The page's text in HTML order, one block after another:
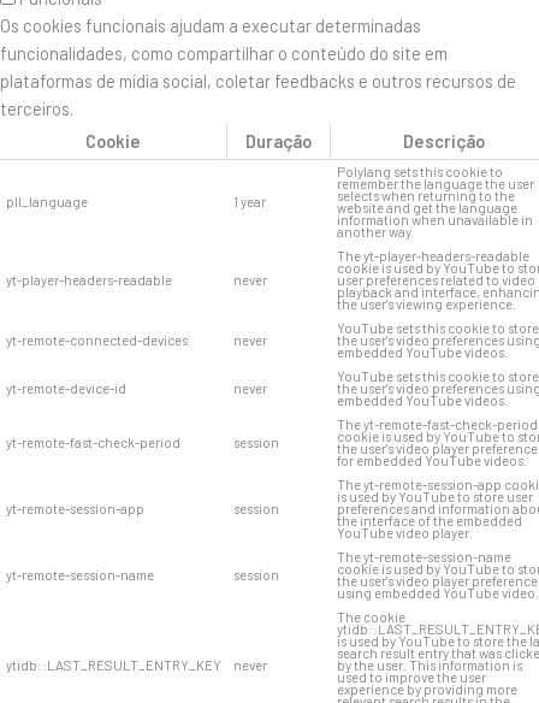
Os cookies funcionais ajudam a executar determinadas
funcionalidades, como compartilhar o conteúdo do site em
plataformas de mídia social, coletar feedbacks e outros recursos de
terceiros.
Cookie
Duração Descrição
pll_language 1 year
Polylang sets this cookie to
remember the language the user
selects when returning to the
website and get the language
information when unavailable in
another way.
yt-player-headers-readable never
The yt-player-headers-readable
cookie is used by YouTube to
user preferences related to video
playback and interface,
the user's viewing experience.
yt-remote-connected-devices never
YouTube sets this cookie to store
the user's video preferences
embedded YouTube videos.
yt-remote-device-id never
YouTube sets this cookie to store
the user's video preferences
embedded YouTube videos.
yt-remote-fast-check-period session
The yt-remote-fast-check-period
cookie is used by YouTube to
the user's video player
for embedded YouTube videos.
yt-remote-session-app session
The yt-remote-session-app
is used by YouTube to store user
preferences and information
the interface of the embedded
YouTube video player.
yt-remote-session-name session
The yt-remote-session-name
cookie is used by YouTube to
the user's video player
using embedded YouTube video.
ytidb::LAST_RESULT_ENTRY_KEY never
The cookie
is used by YouTube to store the
search result entry that was
by the user. This information is
used to improve the user
experience by providing more